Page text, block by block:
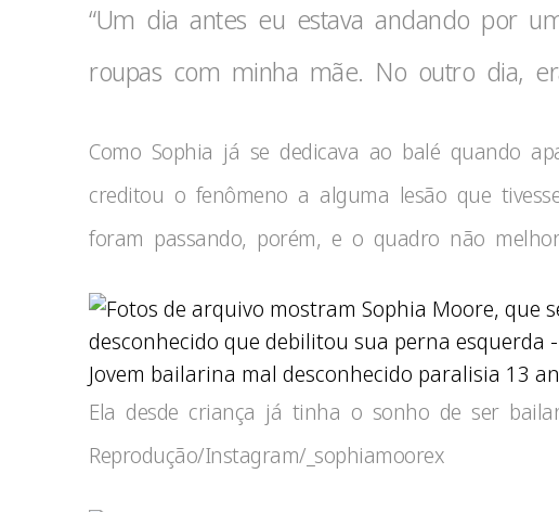
“Um dia antes eu estava andando por
roupas com minha mãe. No outro dia,
Como Sophia já se dedicava ao balé quando
creditou o fenômeno a alguma lesão que
foram passando, porém, e o quadro não
Jovem bailarina mal desconhecido paralisia 13
Ela desde criança já tinha o sonho de ser
Reprodução/Instagram/_sophiamoorex